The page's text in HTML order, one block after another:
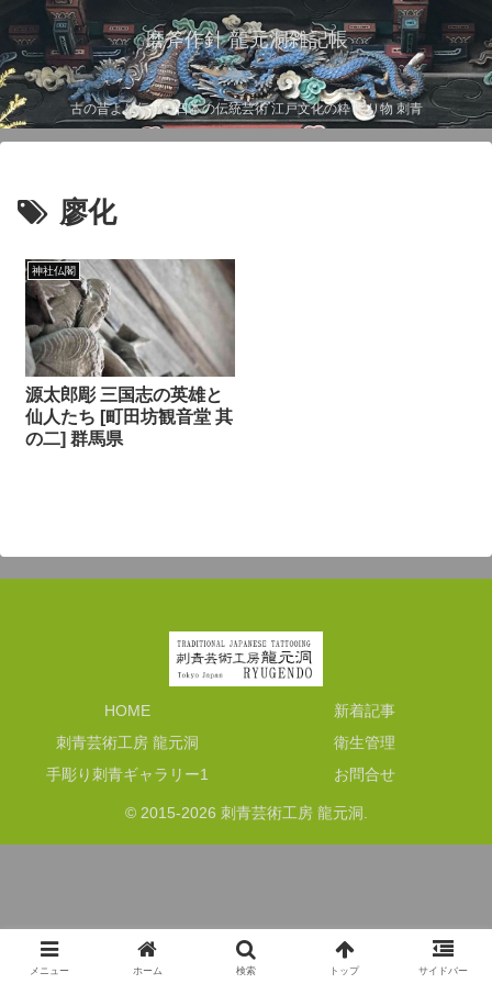
磨斧作針 龍元洞雑記帳
古の昔より伝わる日本の伝統芸術 江戸文化の粋 彫り物 刺青
廖化
神社仏閣
源太郎彫 三国志の英雄と
仙人たち [町田坊観音堂 其
の二] 群馬県
HOME
新着記事
刺青芸術工房 龍元洞
衛生管理
手彫り刺青ギャラリー1
お問合せ
© 2015-2026 刺青芸術工房 龍元洞.
メニュー ホーム 検索 トップ サイドバー